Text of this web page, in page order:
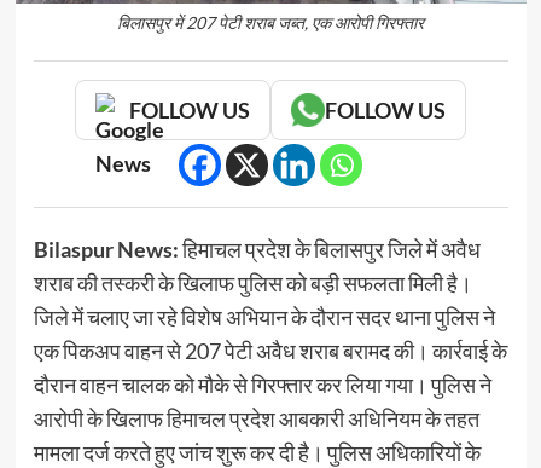
बिलासपुर में 207 पेटी शराब जब्त, एक आरोपी गिरफ्तार
FOLLOW US FOLLOW US
Bilaspur News:हिमाचल प्रदेश के बिलासपुर जिले में अवैध
शराब की तस्करी के खिलाफ पुलिस को बड़ी सफलता मिली है।
जिले में चलाए जा रहे विशेष अभियान के दौरान सदर थाना पुलिस ने
एक पिकअप वाहन से 207 पेटी अवैध शराब बरामद की। कार्रवाई के
दौरान वाहन चालक को मौके से गिरफ्तार कर लिया गया। पुलिस ने
आरोपी के खिलाफ हिमाचल प्रदेश आबकारी अधिनियम के तहत
मामला दर्ज करते हुए जांच शुरू कर दी है। पुलिस अधिकारियों के